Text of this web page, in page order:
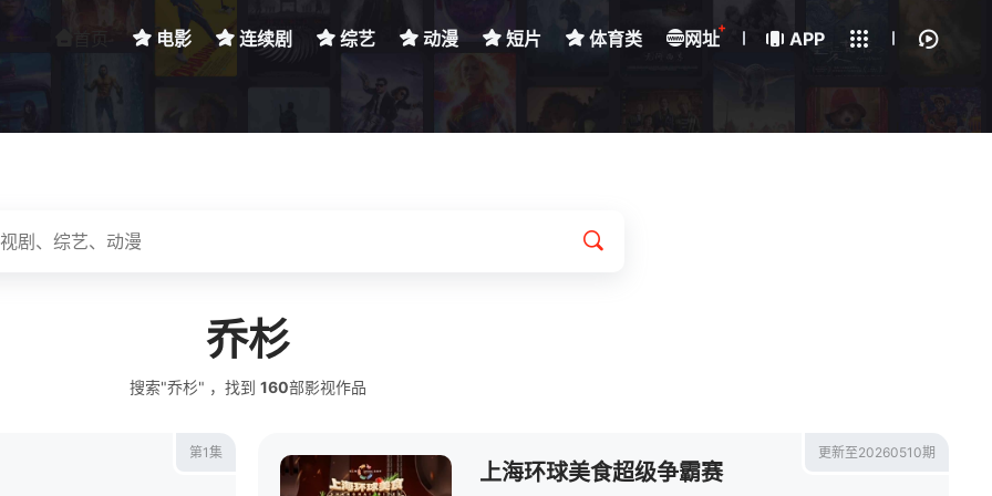
电影 连续剧 综艺 动漫 短片 体育类 网址
+
APP
下载客户端
我的观影记录
乔杉
搜索"乔杉" ，找到 160部影视作品
第1集 更新至20260510期
上海环球美食超级争霸赛